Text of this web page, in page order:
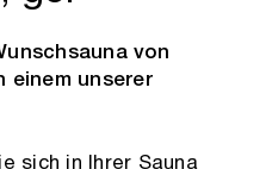
von
einem unserer
sich in Ihrer Sauna